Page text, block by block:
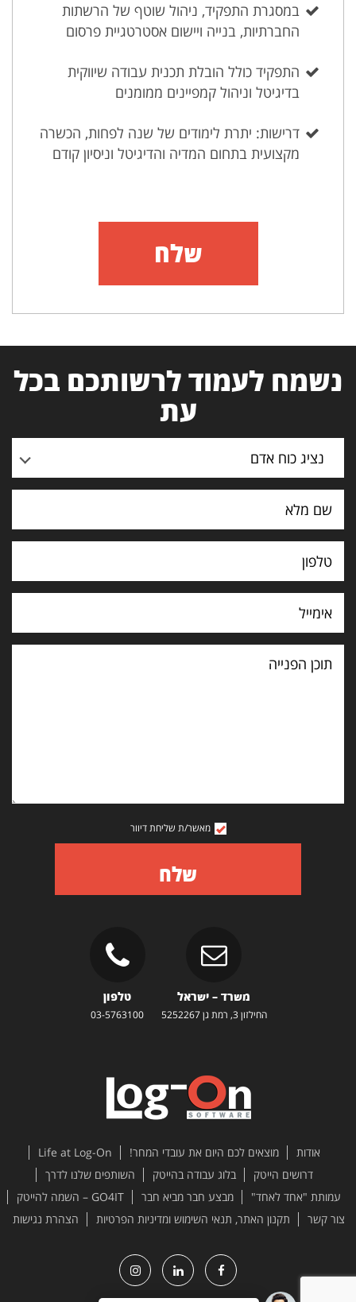
במסגרת התפקיד, ניהול שוטף של הרשתות
החברתיות, בנייה ויישום אסטרטגיית פרסום
התפקיד כולל הובלת תכנית עבודה שיווקית
בדיגיטל וניהול קמפיינים ממומנים
דרישות: יתרת לימודים של שנה לפחות, הכשרה
מקצועית בתחום המדיה והדיגיטל וניסיון קודם
שלח
נשמח לעמוד לרשותכם בכל
עת
נציג כוח אדם
תוכן
הפנייה
מאשר/ת שליחת דיוור
שלח
משרד – ישראל
החילזון 3, רמת גן 5252267
טלפון
03-5763100
אודות מוצאים לכם היום את עובדי המחר!
Life at Log-On
דרושים הייטק
בלוג עבודה בהייטק
השותפים שלנו לדרך
עמותת "אחד לאחד"
מבצע חבר מביא חבר
GO4IT – השמה להייטק
צור קשר
תקנון האתר, תנאי השימוש ומדיניות הפרטיות הצהרת נגישות